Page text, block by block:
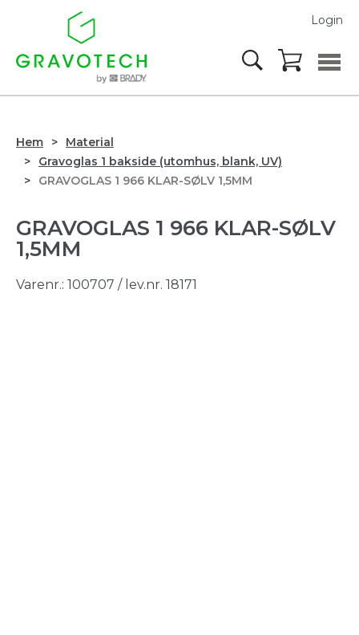
Login
Hem
Material
Gravoglas 1 bakside (utomhus, blank, UV)
GRAVOGLAS 1 966 KLAR-SØLV 1,5MM
GRAVOGLAS 1 966 KLAR-SØLV
1,5MM
Varenr.: 100707 / lev.nr. 18171